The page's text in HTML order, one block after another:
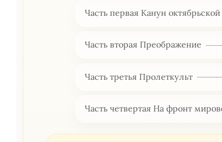
Часть первая Канун
Часть вторая Преображение
Часть третья Пролеткульт
Часть четвертая На фронт